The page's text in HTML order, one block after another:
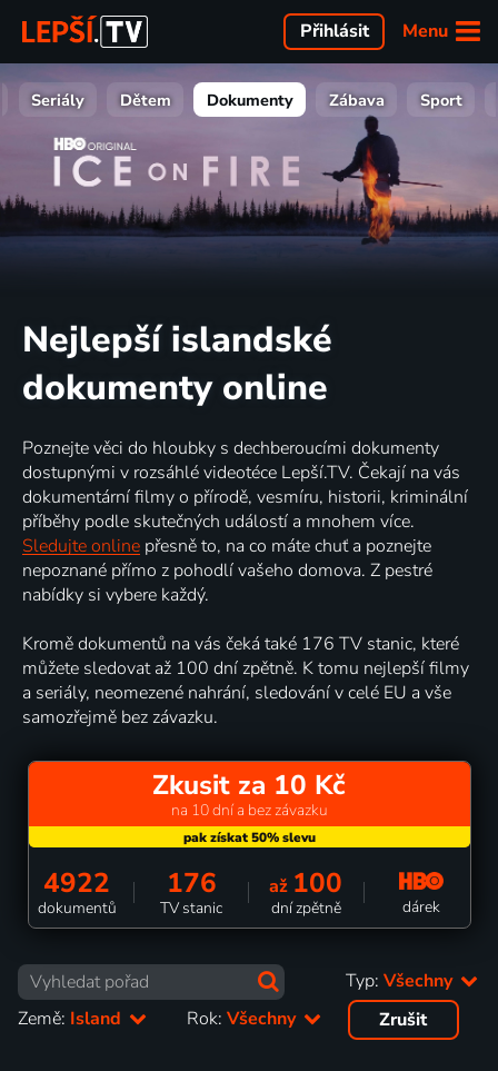
Menu
Přihlásit
Seriály Dětem Dokumenty Zábava Sport
Nejlepší islandské
dokumenty online
Poznejte věci do hloubky s dechberoucími dokumenty
dostupnými v rozsáhlé videotéce Lepší.TV. Čekají na vás
dokumentární filmy o přírodě, vesmíru, historii, kriminální
příběhy podle skutečných událostí a mnohem více.
Sledujte online přesně to, na co máte chuť a poznejte
nepoznané přímo z pohodlí vašeho domova. Z pestré
nabídky si vybere každý.
Kromě dokumentů na vás čeká také 176 TV stanic, které
můžete sledovat až 100 dní zpětně. K tomu nejlepší filmy
a seriály, neomezené nahrání, sledování v celé EU a vše
samozřejmě bez závazku.
Zkusit za 10 Kč
na 10 dní a bez závazku
4922
dokumentů
176
TV stanic
až 100
dní zpětně dárek
Typ: Všechny
Země: Island Rok:Všechny Zrušit